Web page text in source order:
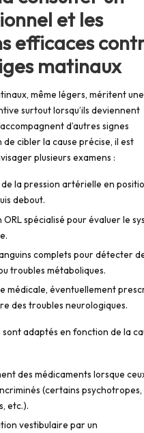
et les
efficaces
matinaux
même légers, méritent une
surtout lorsqu’ils deviennent
d’autres signes
de cibler la cause précise, il est
plusieurs examens :
de la pression artérielle en
debout.
ORL spécialisé pour évaluer le
complets pour détecter
troubles métaboliques.
médicale, éventuellement
des troubles neurologiques.
adaptés en fonction de la
des médicaments lorsque
(certains psychotropes,
etc.).
vestibulaire par un